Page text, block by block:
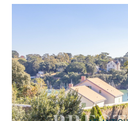
voir le bien